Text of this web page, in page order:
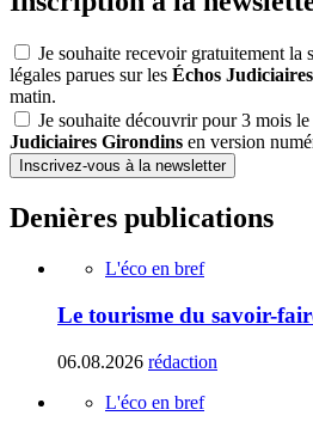
Je souhaite recevoir gratuitement la
légales parues sur les Échos
matin.
Je souhaite découvrir pour 3 mois
Judiciaires Girondins en version
Inscrivez-vous à la newsletter
Denières publications
L'éco en bref
Le tourisme du savoir-
06.08.2026 rédaction
L'éco en bref